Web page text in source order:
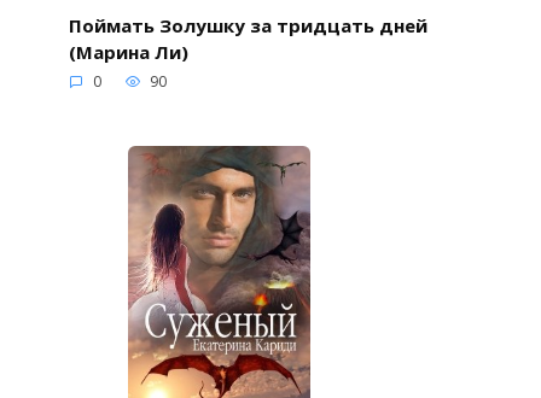
Поймать Золушку за тридцать дней
(Марина Ли)
0 90